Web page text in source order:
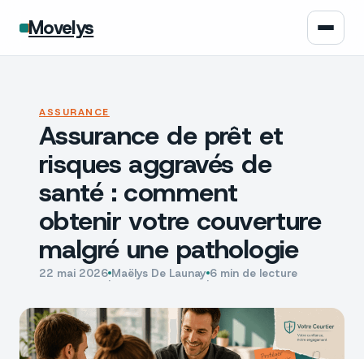
Movelys
Moto
Assurance
Écologie
Tech
ASSURANCE
Assurance de prêt et
risques aggravés de
santé : comment
obtenir votre couverture
malgré une pathologie
22 mai 2026·Maëlys De Launay·6 min de lecture